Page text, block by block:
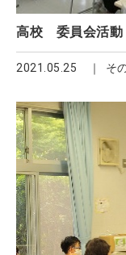
高校 委員会活動
2021.05.25 そ